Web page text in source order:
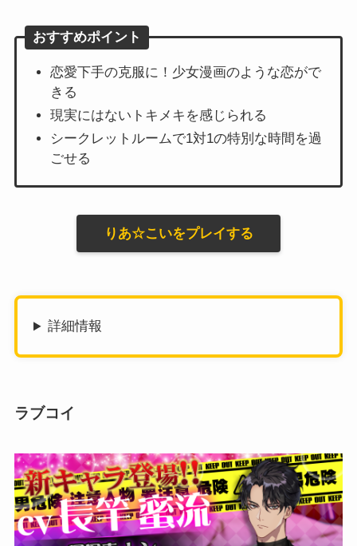
おすすめポイント
恋愛下手の克服に！少女漫画のような恋がで
きる
現実にはないトキメキを感じられる
シークレットルームで1対1の特別な時間を過
ごせる
りあ☆こいをプレイする
詳細情報
ラブコイ